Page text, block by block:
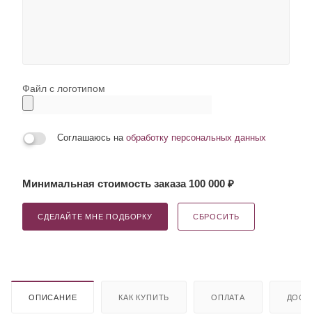
Файл с логотипом
Соглашаюсь на обработку персональных данных
Минимальная стоимость заказа 100 000 ₽
СДЕЛАЙТЕ МНЕ ПОДБОРКУ СБРОСИТЬ
ОПИСАНИЕ КАК КУПИТЬ ОПЛАТА